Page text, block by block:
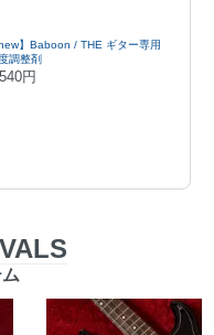
new】Baboon / THE ギター専用
調整剤
円